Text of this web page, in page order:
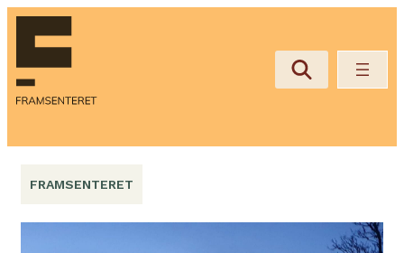
Hopp
innhold
FRAMSENTERET